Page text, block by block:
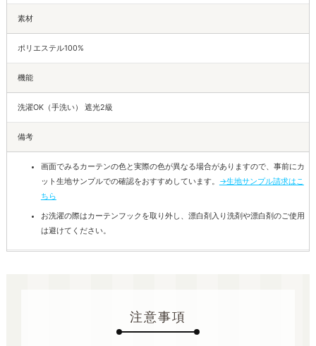
素材
ポリエステル100%
機能
洗濯OK（手洗い） 遮光2級
備考
画面でみるカーテンの色と実際の色が異なる場合がありますので、事前にカ
ット生地サンプルでの確認をおすすめしています。 →生地サンプル請求はこ
ちら
お洗濯の際はカーテンフックを取り外し、漂白剤入り洗剤や漂白剤のご使用
は避けてください。
注意事項